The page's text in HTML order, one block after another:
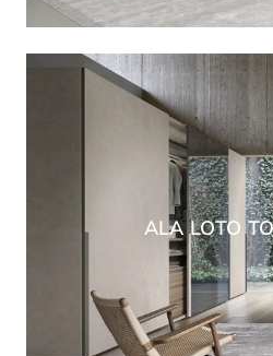
ALA LOTO